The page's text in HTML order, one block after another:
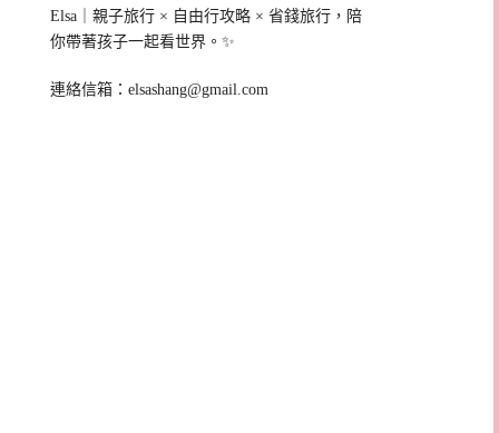
Elsa｜親子旅行 × 自由行攻略 × 省錢旅行，陪
你帶著孩子一起看世界。✨
連絡信箱：elsashang@gmail.com